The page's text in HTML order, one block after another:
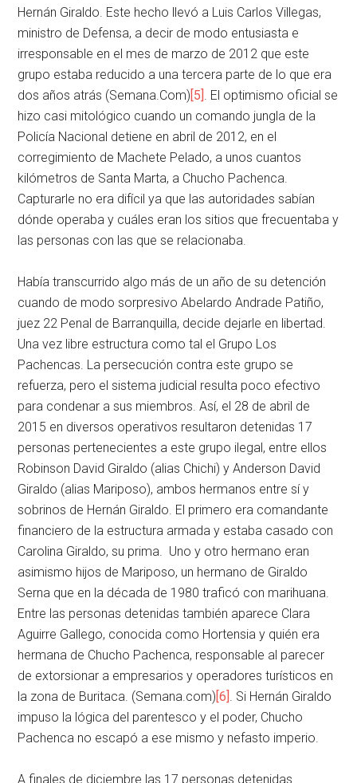
Hernán Giraldo. Este hecho llevó a Luis Carlos Villegas,
ministro de Defensa, a decir de modo entusiasta e
irresponsable en el mes de marzo de 2012 que este
grupo estaba reducido a una tercera parte de lo que era
dos años atrás (Semana.Com)[5] . El optimismo oficial se
hizo casi mitológico cuando un comando jungla de la
Policía Nacional detiene en abril de 2012, en el
corregimiento de Machete Pelado, a unos cuantos
kilómetros de Santa Marta, a Chucho Pachenca.
Capturarle no era difícil ya que las autoridades sabían
dónde operaba y cuáles eran los sitios que frecuentaba y
las personas con las que se relacionaba.
Había transcurrido algo más de un año de su detención
cuando de modo sorpresivo Abelardo Andrade Patiño,
juez 22 Penal de Barranquilla, decide dejarle en libertad.
Una vez libre estructura como tal el Grupo Los
Pachencas. La persecución contra este grupo se
refuerza, pero el sistema judicial resulta poco efectivo
para condenar a sus miembros. Así, el 28 de abril de
2015 en diversos operativos resultaron detenidas 17
personas pertenecientes a este grupo ilegal, entre ellos
Robinson David Giraldo (alias Chichi) y Anderson David
Giraldo (alias Mariposo), ambos hermanos entre sí y
sobrinos de Hernán Giraldo. El primero era comandante
financiero de la estructura armada y estaba casado con
Carolina Giraldo, su prima. Uno y otro hermano eran
asimismo hijos de Mariposo, un hermano de Giraldo
Serna que en la década de 1980 traficó con marihuana.
Entre las personas detenidas también aparece Clara
Aguirre Gallego, conocida como Hortensia y quién era
hermana de Chucho Pachenca, responsable al parecer
de extorsionar a empresarios y operadores turísticos en
la zona de Buritaca. (Semana.com)[6] . Si Hernán Giraldo
impuso la lógica del parentesco y el poder, Chucho
Pachenca no escapó a ese mismo y nefasto imperio.
A finales de diciembre las 17 personas detenidas